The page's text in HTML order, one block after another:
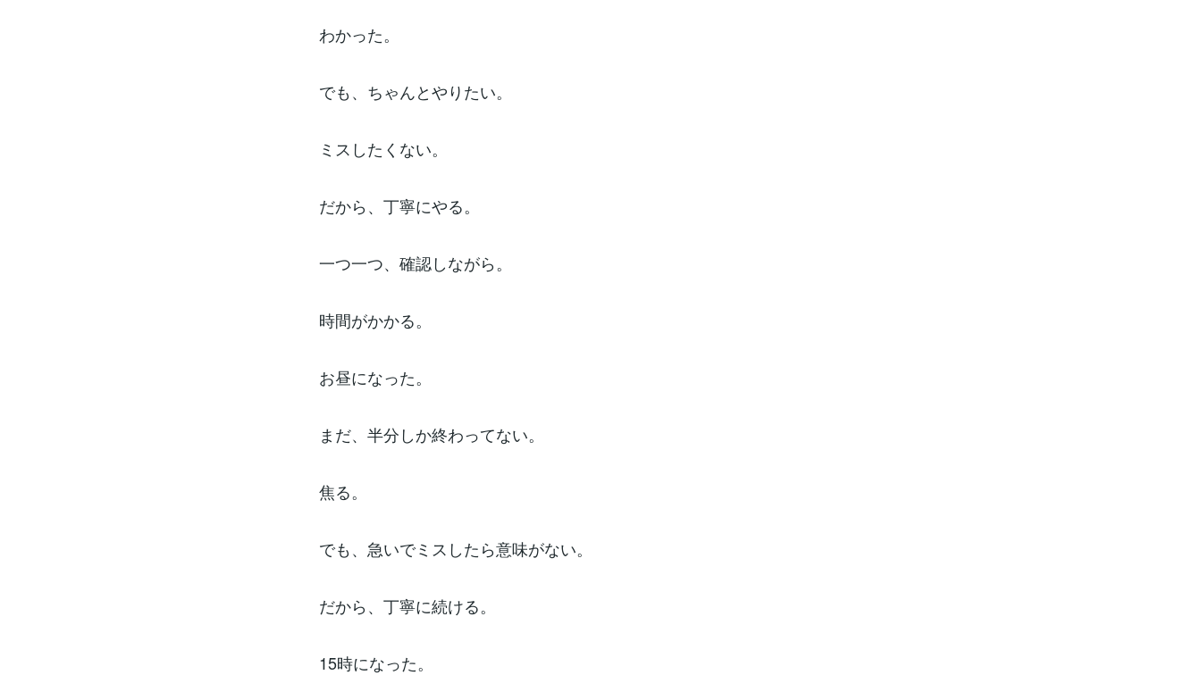
わかった。
でも、ちゃんとやりたい。
ミスしたくない。
だから、丁寧にやる。
一つ一つ、確認しながら。
時間がかかる。
お昼になった。
まだ、半分しか終わってない。
焦る。
でも、急いでミスしたら意味がない。
だから、丁寧に続ける。
15時になった。